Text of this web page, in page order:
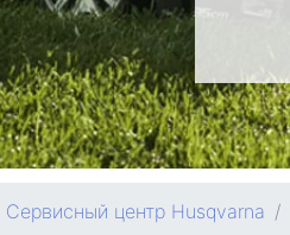
Сервисный центр Husqvarna